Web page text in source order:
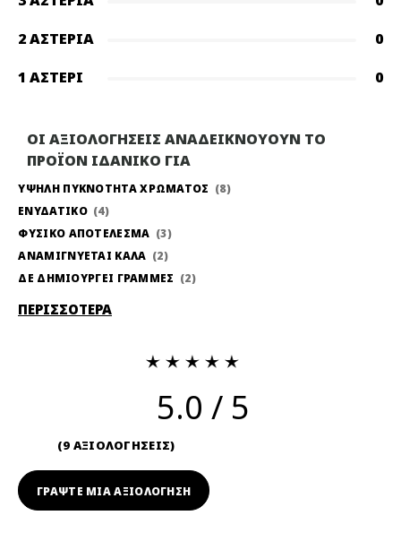
2 ΑΣΤΈΡΙΑ
0
1 ΑΣΤΈΡΙ
0
ΟΙ ΑΞΙΟΛΟΓΗΣΕΙΣ ΑΝΑΔΕΙΚΝΟΥΟΥΝ ΤΟ
ΠΡΟΪΟΝ ΙΔΑΝΙΚΟ ΓΙΑ
ΥΨΗΛΗ ΠΥΚΝΟΤΗΤΑ ΧΡΩΜΑΤΟΣ
8
ΕΝΥΔΑΤΙΚΟ
4
ΦΥΣΙΚΟ ΑΠΟΤΕΛΕΣΜΑ
3
ΑΝΑΜΙΓΝΥΕΤΑΙ ΚΑΛΑ
2
ΔΕ ΔΗΜΙΟΥΡΓΕΙ ΓΡΑΜΜΕΣ
2
ΠΕΡΙΣΣΟΤΕΡΑ
5.0
9 ΑΞΙΟΛΟΓΗΣΕΙΣ
ΓΡΆΨΤΕ ΜΙΑ ΑΞΙΟΛΟΓΗΣΗ